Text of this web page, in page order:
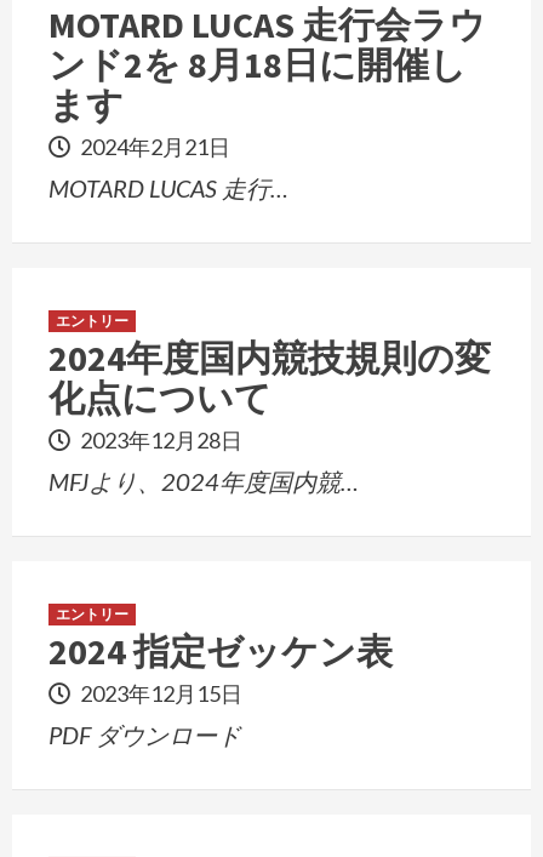
MOTARD LUCAS 走行会ラウ
ンド2を 8月18日に開催し
ます
2024年2月21日
MOTARD LUCAS 走行…
エントリー
2024年度国内競技規則の変
化点について
2023年12月28日
MFJより、2024年度国内競…
エントリー
2024 指定ゼッケン表
2023年12月15日
PDF ダウンロード